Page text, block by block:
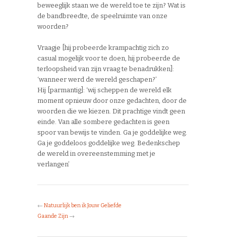
beweeglijk staan we de wereld toe te zijn? Wat is
de bandbreedte, de speelruimte van onze
woorden?
Vraagje [hij probeerde krampachtig zich zo
casual mogelijk voor te doen, hij probeerde de
terloopsheid van zijn vraag te benadrukken]:
‘wanneer werd de wereld geschapen?’
Hij [parmantig]: ‘wij scheppen de wereld elk
moment opnieuw door onze gedachten, door de
woorden die we kiezen. Dit prachtige vindt geen
einde. Van alle sombere gedachten is geen
spoor van bewijs te vinden. Ga je goddelijke weg.
Ga je goddeloos goddelijke weg. Bedenkschep
de wereld in overeenstemming met je
verlangen’
← Natuurlijk ben ik Jouw Geliefde
Gaande Zijn →